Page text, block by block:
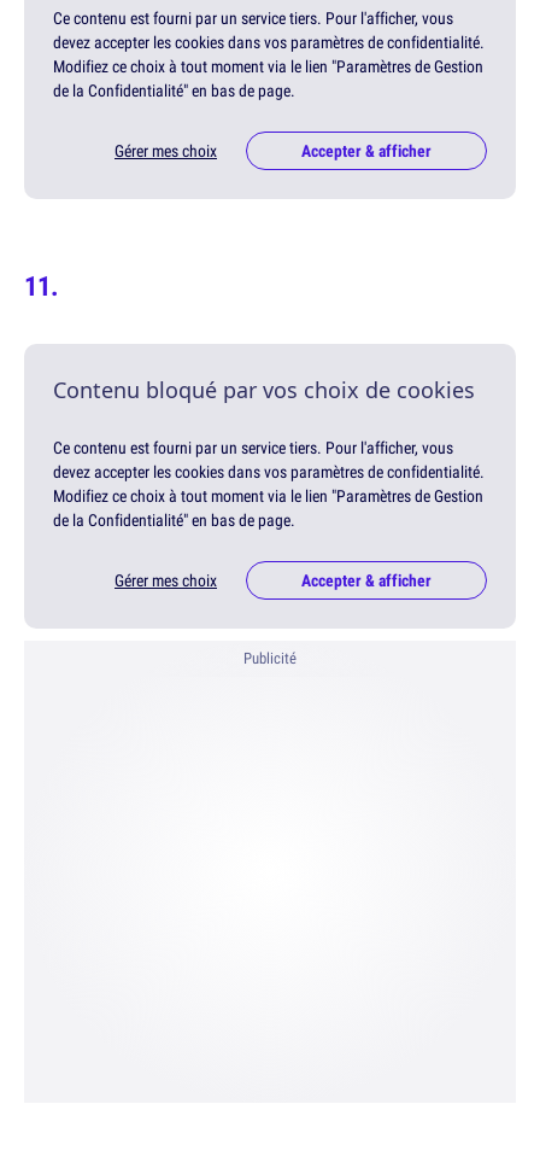
Ce contenu est fourni par un service tiers. Pour l'afficher, vous
devez accepter les cookies dans vos paramètres de confidentialité.
Modifiez ce choix à tout moment via le lien "Paramètres de Gestion
de la Confidentialité" en bas de page.
Gérer mes choix Accepter & afficher
Contenu bloqué par vos choix de cookies
Ce contenu est fourni par un service tiers. Pour l'afficher, vous
devez accepter les cookies dans vos paramètres de confidentialité.
Modifiez ce choix à tout moment via le lien "Paramètres de Gestion
de la Confidentialité" en bas de page.
Gérer mes choix Accepter & afficher
Publicité